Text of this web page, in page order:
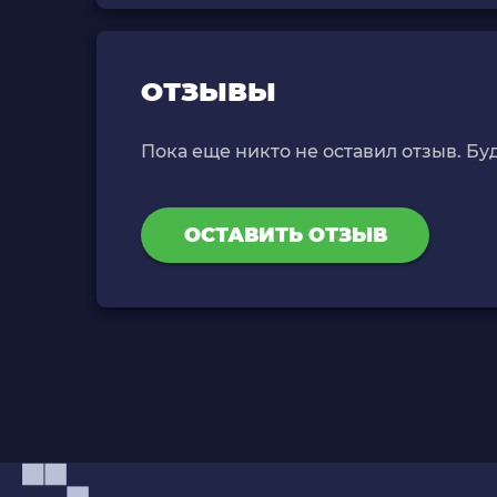
ОТЗЫВЫ
Пока еще никто не оставил отзыв.
ОСТАВИТЬ ОТЗЫВ